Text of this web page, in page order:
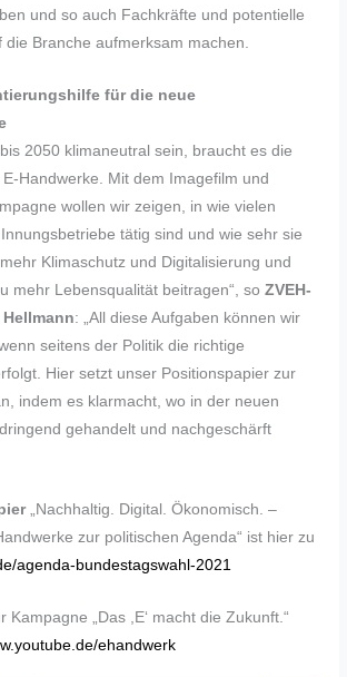
und so auch Fachkräfte und potentielle
die Branche aufmerksam machen.
für die neue
2050 klimaneutral sein, braucht es die
Handwerke. Mit dem Imagefilm und
wollen wir zeigen, in wie vielen
tätig sind und wie sehr sie
Klimaschutz und Digitalisierung und
mehr Lebensqualität beitragen“, soZVEH-
: „All diese Aufgaben können wir
seitens der Politik die richtige
Hier setzt unser Positionspapier zur
indem es klarmacht, wo in der neuen
gehandelt und nachgeschärft
„Nachhaltig. Digital. Ökonomisch. –
zur politischen Agenda“ ist hier zu
agenda-bundestagswahl-2021
Kampagne „Das ,E‘ macht die Zukunft.“
ehandwerk